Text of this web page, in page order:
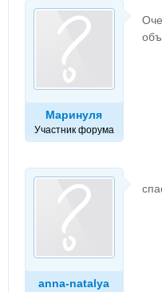
Маринуля
Участник форума
anna-natalya